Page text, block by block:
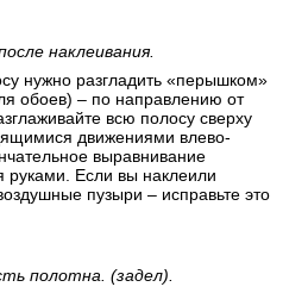
наклеивания.
нужно разгладить «перышком»
обоев) – по направлению от
всю полосу сверху
движениями влево-
выравнивание
руками. Если вы наклеили
пузыри – исправьте это
полотна. (задел).